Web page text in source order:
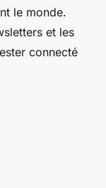
le monde.
et les
connecté